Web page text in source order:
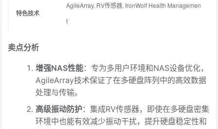
特色技术
AgileArray, RV传感器, IronWolf Health Managemen
t
卖点分析
增强NAS性能：专为多用户环境和NAS设备优化，
AgileArray技术保证了在多硬盘阵列中的高效数据
处理与传输。
高级振动防护：集成RV传感器，即使在多硬盘密集
环境中也能有效减少振动干扰，提升硬盘稳定性和